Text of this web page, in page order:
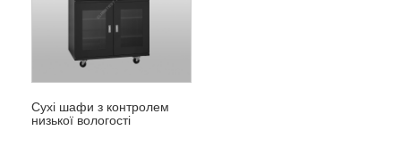
Сухі шафи з контролем
низької вологості